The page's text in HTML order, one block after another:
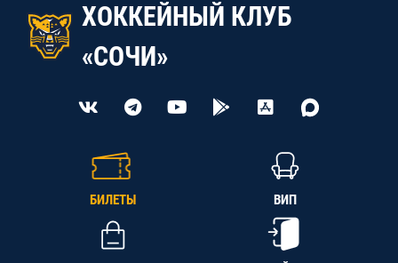
ХОККЕЙНЫЙ КЛУБ
«СОЧИ»
БИЛЕТЫ ВИП